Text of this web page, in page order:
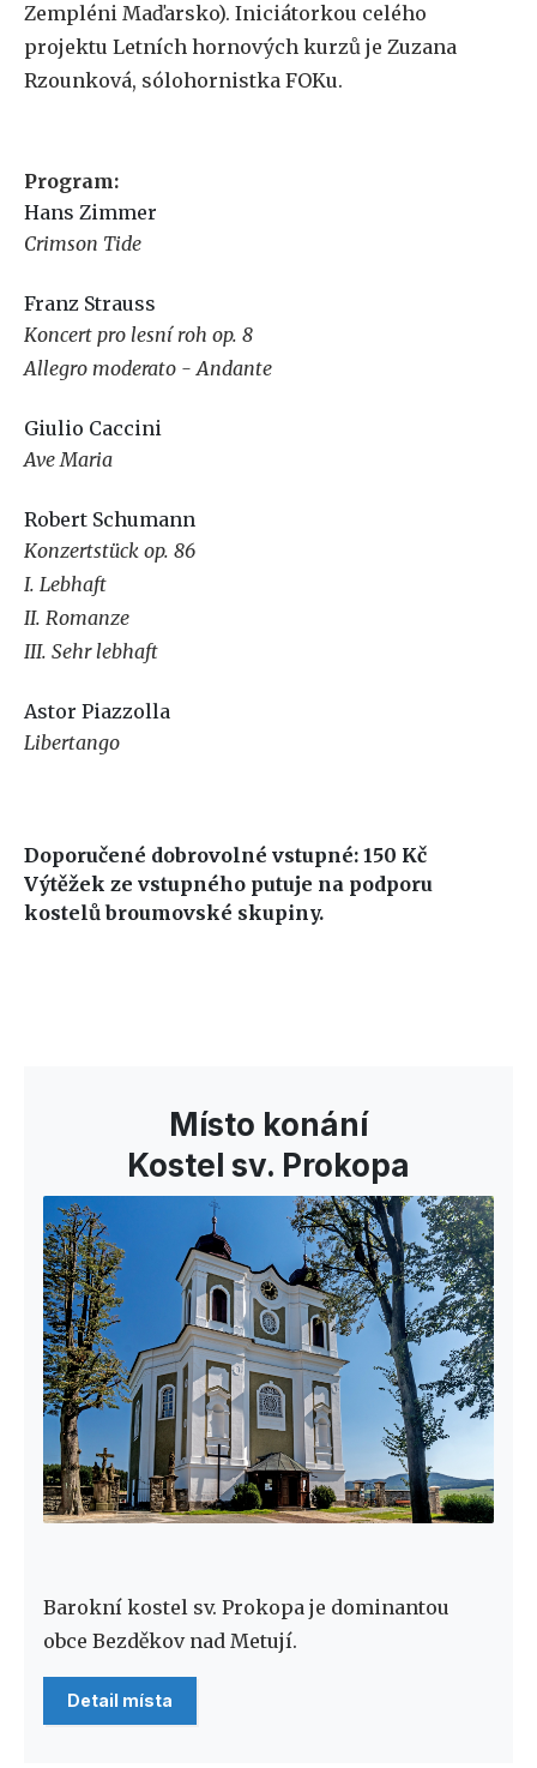
Zempléni Maďarsko). Iniciátorkou celého
projektu Letních hornových kurzů je Zuzana
Rzounková, sólohornistka FOKu.
Program:
Hans Zimmer
Crimson Tide
Franz Strauss
Koncert pro lesní roh op. 8
Allegro moderato - Andante
Giulio Caccini
Ave Maria
Robert Schumann
Konzertstück op. 86
I. Lebhaft
II. Romanze
III. Sehr lebhaft
Astor Piazzolla
Libertango
Doporučené dobrovolné vstupné: 150 Kč
Výtěžek ze vstupného putuje na podporu
kostelů broumovské skupiny.
Místo konání
Kostel sv. Prokopa
Barokní kostel sv. Prokopa je dominantou
obce Bezděkov nad Metují.
Detail místa